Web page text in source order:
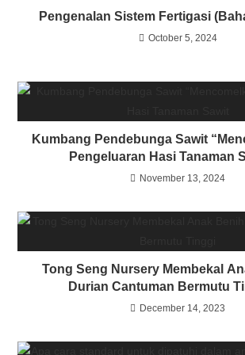
Pengenalan Sistem Fertigasi
October 5, 2024
Kumbang Pendebunga Sawit
Pengeluaran Hasi Tanaman
November 13, 2024
Tong Seng Nursery Membekal
Durian Cantuman Bermutu
December 14, 2023